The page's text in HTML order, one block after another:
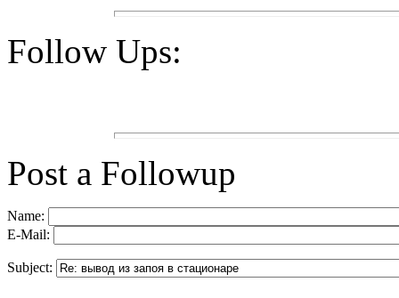
Follow Ups:
Post a Followup
Name:
E-Mail:
Subject: